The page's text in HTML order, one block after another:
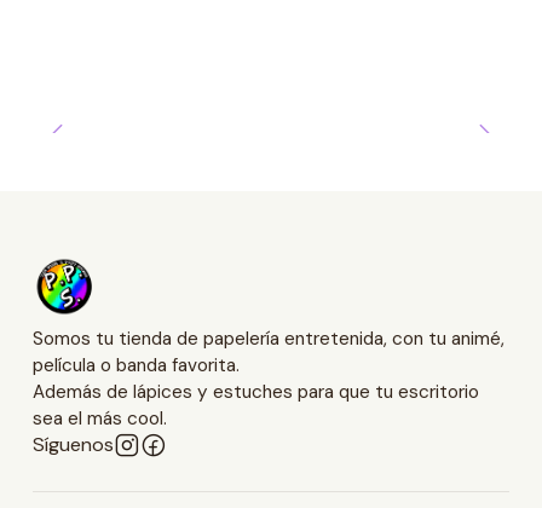
Somos tu tienda de papelería entretenida, con tu animé,
película o banda favorita.
Además de lápices y estuches para que tu escritorio
sea el más cool.
Síguenos